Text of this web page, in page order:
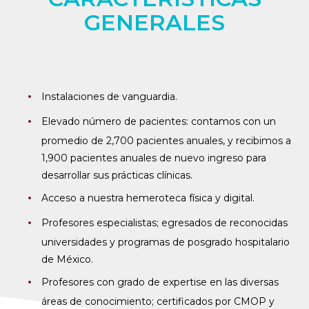
GENERALES
Instalaciones de vanguardia.
Elevado número de pacientes: contamos con un
promedio de 2,700 pacientes anuales, y recibimos a
1,900 pacientes anuales de nuevo ingreso para
desarrollar sus prácticas clínicas.
Acceso a nuestra hemeroteca física y digital.
Profesores especialistas; egresados de reconocidas
universidades y programas de posgrado hospitalario
de México.
Profesores con grado de expertise en las diversas
áreas de conocimiento; certificados por CMOP y